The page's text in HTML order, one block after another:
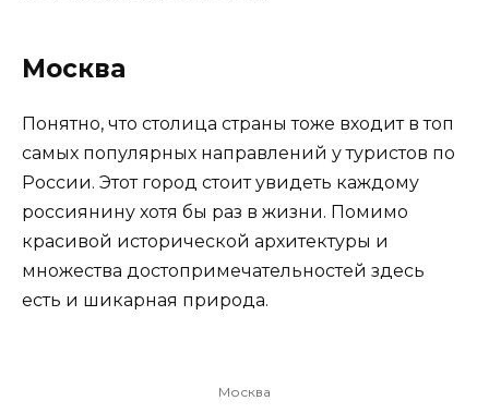
Москва
Понятно, что столица страны тоже входит в топ
самых популярных направлений у туристов по
России. Этот город стоит увидеть каждому
россиянину хотя бы раз в жизни. Помимо
красивой исторической архитектуры и
множества достопримечательностей здесь
есть и шикарная природа.
Москва